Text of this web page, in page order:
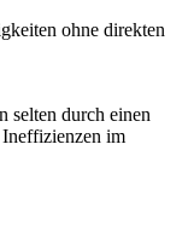
ohne direkten
selten durch einen
im